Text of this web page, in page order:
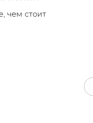
чем стоит